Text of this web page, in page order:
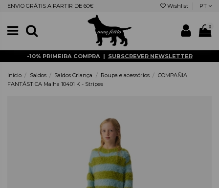
ENVIO GRÁTIS A PARTIR DE 60€ Wishlist PT
0
-10% PRIMEIRA COMPRA | SUBSCREVER NEWSLETTER
Início Saldos Saldos Criança Roupa e acessórios
COMPAÑIA
FANTÁSTICA Malha 10401 K - Stripes